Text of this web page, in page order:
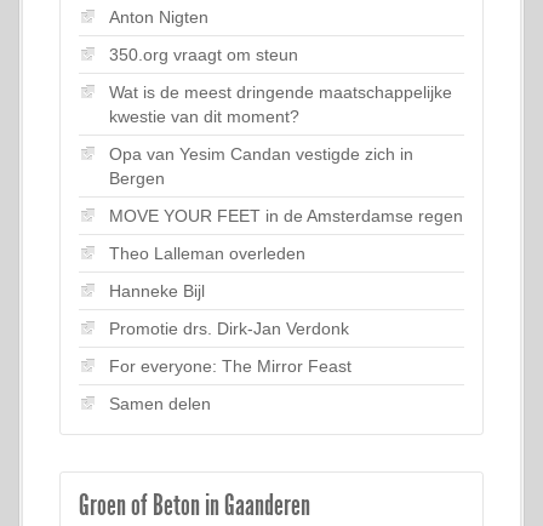
Anton Nigten
350.org vraagt om steun
Wat is de meest dringende maatschappelijke
kwestie van dit moment?
Opa van Yesim Candan vestigde zich in
Bergen
MOVE YOUR FEET in de Amsterdamse regen
Theo Lalleman overleden
Hanneke Bijl
Promotie drs. Dirk-Jan Verdonk
For everyone: The Mirror Feast
Samen delen
Groen of Beton in Gaanderen